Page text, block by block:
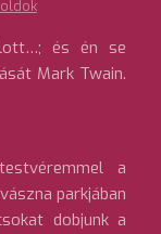
és én se
Mark Twain.
a
parkjában
dobjunk a